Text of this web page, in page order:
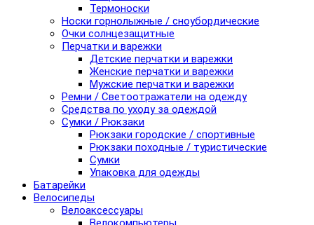
Термоноски
Носки горнолыжные / сноубордические
Очки солнцезащитные
Перчатки и варежки
Детские перчатки и варежки
Женские перчатки и варежки
Мужские перчатки и варежки
Ремни / Светоотражатели на одежду
Средства по уходу за одеждой
Сумки / Рюкзаки
Рюкзаки городские / спортивные
Рюкзаки походные / туристические
Сумки
Упаковка для одежды
Батарейки
Велосипеды
Велоаксессуары